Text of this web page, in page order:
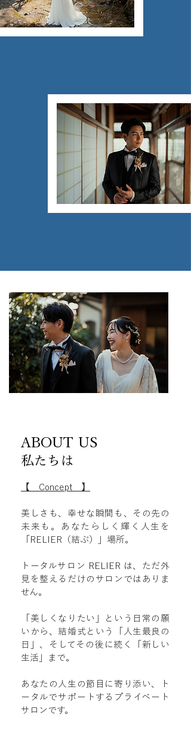
ABOUT US
​私たちは
【 Concept 】
美しさも、幸せな瞬間も、その先の
未来も。あなたらしく輝く人生を
「RELIER（結ぶ）」場所。
トータルサロン RELIER は、ただ外
見を整えるだけのサロンではありま
せん。
「美しくなりたい」という日常の願
いから、結婚式という「人生最良の
日」、そしてその後に続く「新しい
生活」まで。
あなたの人生の節目に寄り添い、ト
ータルでサポートするプライベート
サロンです。